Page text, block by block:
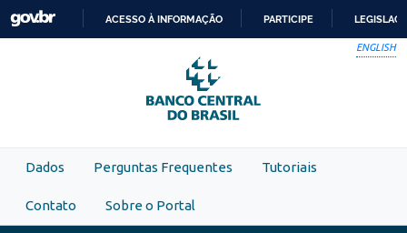
Skip to main content
PARA
O
CONTEÚDO
ACESSO À INFORMAÇÃO PARTICIPE
ENGLISH
Dados Perguntas Frequentes Tutoriais
Contato Sobre o Portal